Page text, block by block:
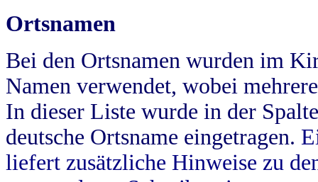
Ortsnamen
Bei den Ortsnamen wurden im
Namen verwendet, wobei
In dieser Liste wurde in der
deutsche Ortsname eingetragen.
liefert zusätzliche Hinweise zu